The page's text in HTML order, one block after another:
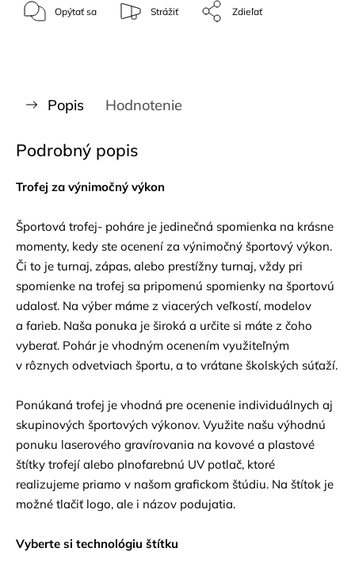
Opýtať sa Strážiť Zdieľať
Popis Hodnotenie
Podrobný popis
Trofej za výnimočný výkon
Športová trofej- poháre je jedinečná spomienka na krásne
momenty, kedy ste ocenení za výnimočný športový výkon.
Či to je turnaj, zápas, alebo prestížny turnaj, vždy pri
spomienke na trofej sa pripomenú spomienky na športovú
udalosť. Na výber máme z viacerých veľkostí, modelov
a farieb. Naša ponuka je široká a určite si máte z čoho
vyberať. Pohár je vhodným ocenením využiteľným
v rôznych odvetviach športu, a to vrátane školských súťaží.
Ponúkaná trofej je vhodná pre ocenenie individuálnych aj
skupinových športových výkonov. Využite našu výhodnú
ponuku laserového gravírovania na kovové a plastové
štítky trofejí alebo plnofarebnú UV potlač, ktoré
realizujeme priamo v našom grafickom štúdiu. Na štítok je
možné tlačiť logo, ale i názov podujatia.
Vyberte si technológiu štítku